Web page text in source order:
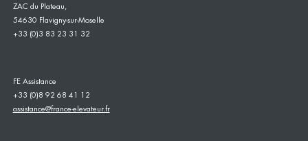
ZAC du Plateau,
54630 Flavigny-sur-Moselle
+33 (0)3 83 23 31 32
FE Assistance
+33 (0)8 92 68 41 12
assistance@france-elevateur.fr